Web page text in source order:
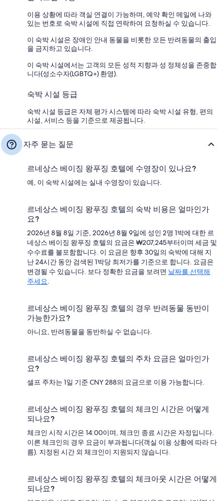
이용 상황에 따라 객실 연결이 가능하며, 예약 확인 메일에 나와
있는 번호로 숙박 시설에 직접 연락하여 요청하실 수 있습니다.
이 숙박 시설은 장애인 안내 동물을 비롯한 모든 반려동물의 출입
을 금지하고 있습니다.
이 숙박 시설에서는 고객의 모든 성적 지향과 성 정체성을 존중합
니다(성소수자(LGBTQ+) 환영).
숙박 시설 등급
숙박 시설 등급은 자체 평가 시스템에 따라 숙박 시설 유형, 편의
시설, 서비스 등을 기준으로 제공됩니다.
자주 묻는 질문
르네상스 베이징 왕푸징 호텔에 수영장이 있나요?
예, 이 숙박 시설에는 실내 수영장이 있습니다.
르네상스 베이징 왕푸징 호텔의 숙박 비용은 얼마인가
요?
2026년 8월 8일 기준, 2026년 8월 9일에 성인 2명 1박에 대한 르
네상스 베이징 왕푸징 호텔의 요금은 ₩207,245부터이며 세금 및
수수료를 불포함합니다. 이 요금은 향후 30일의 숙박에 대해 지
난 24시간 동안 검색된 1박당 최저가를 기준으로 합니다. 요금은
변경될 수 있습니다. 보다 정확한 요금을 보려면 날짜를 선택해
주세요.
르네상스 베이징 왕푸징 호텔의 경우 반려동물 동반이
가능한가요?
아니요, 반려동물을 동반하실 수 없습니다.
르네상스 베이징 왕푸징 호텔의 주차 요금은 얼마인가
요?
셀프 주차는 1일 기준 CNY 288의 요금으로 이용 가능합니다.
르네상스 베이징 왕푸징 호텔의 체크인 시간은 어떻게
되나요?
체크인 시작 시간은 14:00이며, 체크인 종료 시간은 자정입니다.
이른 체크인의 경우 요금이 부과됩니다(객실 이용 상황에 따라 다
름). 지정된 시간 외 체크인이 지원되지 않습니다.
르네상스 베이징 왕푸징 호텔의 체크아웃 시간은 어떻게
되나요?